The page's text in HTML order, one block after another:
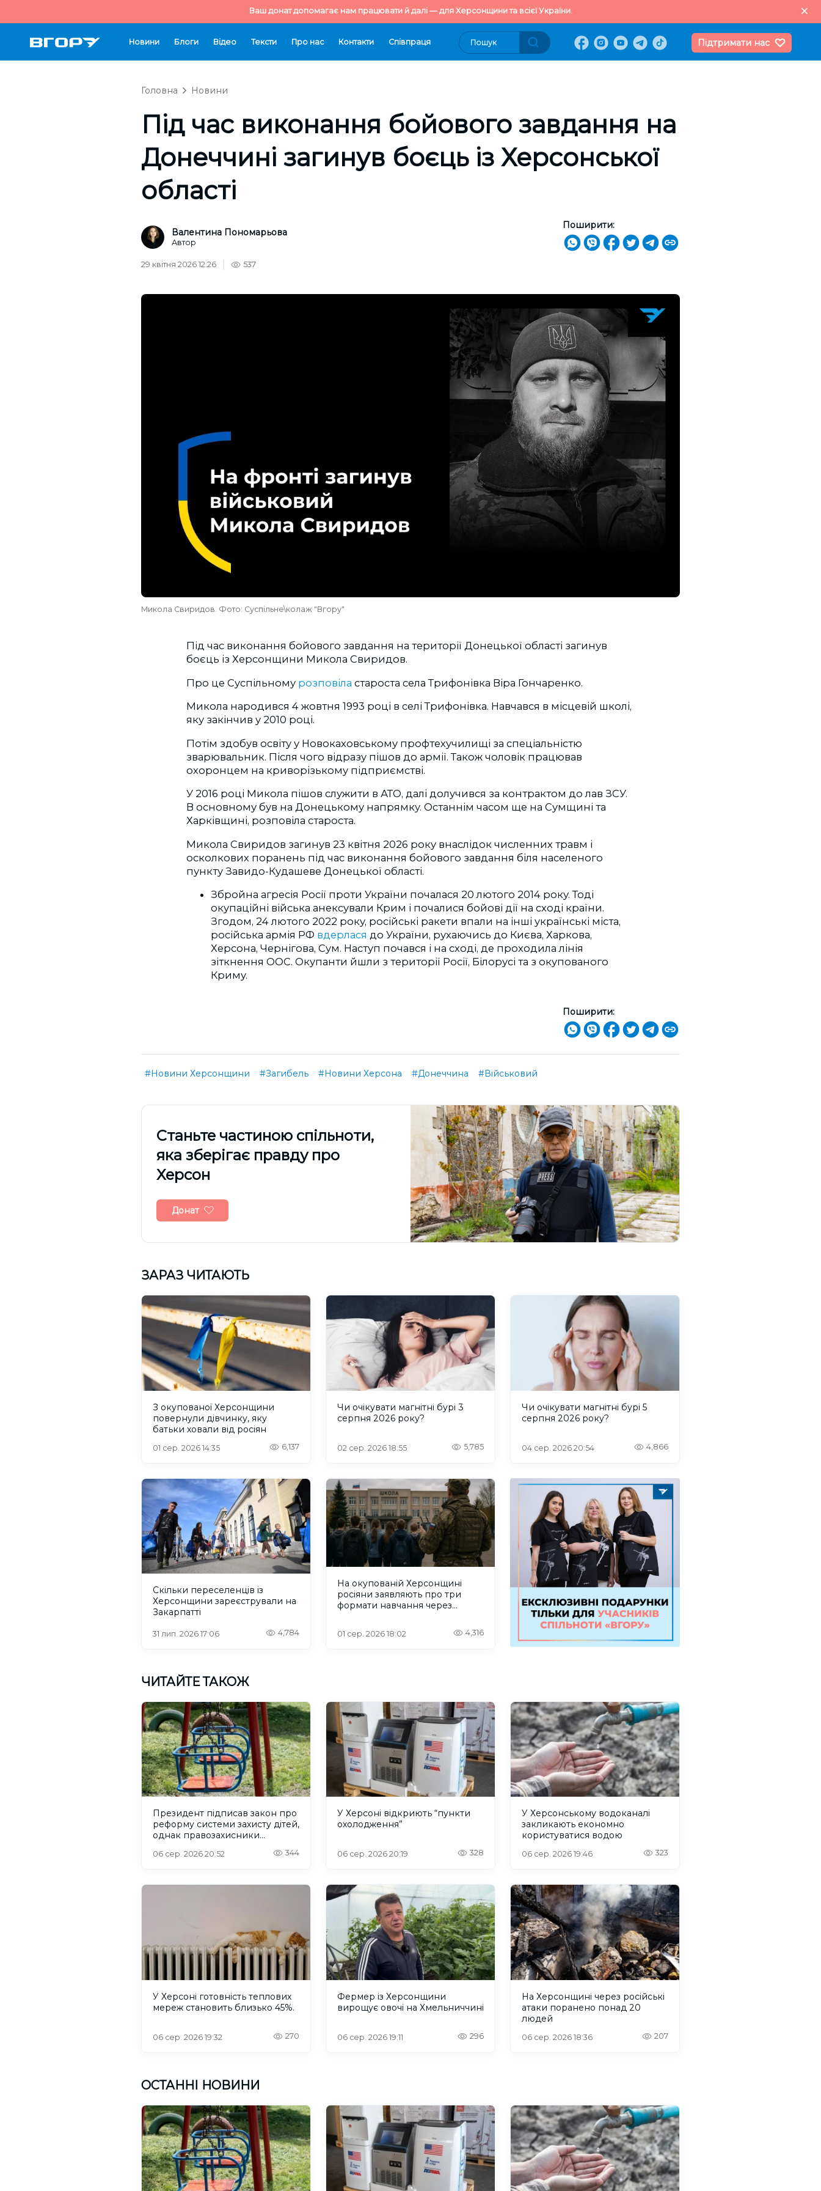
Ваш донат допомагає нам працювати й далі — для Херсонщини та всієї України.
Новини Блоги Відео Тексти Про нас Контакти Cпівпраця Підтримати нас
Головна Новини
Під час виконання бойового завдання на
Донеччині загинув боєць із Херсонської
області
Валентина Пономарьова
Автор
Поширити:
29 квітня 2026 12:26 537
Микола Свиридов. Фото: Суспільне\колаж "Вгору"
Під час виконання бойового завдання на території Донецької області загинув
боєць із Херсонщини Микола Свиридов.
Про це Суспільному розповіла староста села Трифонівка Віра Гончаренко.
Микола народився 4 жовтня 1993 році в селі Трифонівка. Навчався в місцевій школі,
яку закінчив у 2010 році.
Потім здобув освіту у Новокаховському профтехучилищі за спеціальністю
зварювальник. Після чого відразу пішов до армії.Також чоловік працював
охоронцем на криворізькому підприємстві.
У 2016 році Микола пішов служити в АТО, далі долучився за контрактом до лав ЗСУ.
В основному був на Донецькому напрямку. Останнім часом ще на Сумщині та
Харківщині, розповіла староста.
Микола Свиридов загинув 23 квітня 2026 року внаслідок численних травм і
осколкових поранень під час виконання бойового завдання біля населеного
пункту Завидо-Кудашеве Донецької області.
Збройна агресія Росії проти України почалася 20 лютого 2014 року. Тоді
окупаційні війська анексували Крим і почалися бойові дії на сході країни.
Згодом, 24 лютого 2022 року, російські ракети впали на інші українські міста,
російська армія РФ вдерлася до України, рухаючись до Києва, Харкова,
Херсона, Чернігова, Сум. Наступ почався і на сході, де проходила лінія
зіткнення ООС. Окупанти йшли з території Росії, Білорусі та з окупованого
Криму.
Поширити:
#Новини Херсонщини #Загибель #Новини Херсона #Донеччина #Військовий
Cтаньте частиною спільноти,
яка зберігає правду про
Херсон
Донат
ЗАРАЗ ЧИТАЮТЬ
З окупованої Херсонщини
повернули дівчинку, яку
батьки ховали від росіян
01 сер. 2026 14:35 6,137
Чи очікувати магнітні бурі 3
серпня 2026 року?
02 сер. 2026 18:55 5,785
Чи очікувати магнітні бурі 5
серпня 2026 року?
04 сер. 2026 20:54 4,866
Скільки переселенців із
Херсонщини зареєстрували на
Закарпатті
31 лип. 2026 17:06 4,784
На окупованій Херсонщині
росіяни заявляють про три
формати навчання через
01 сер. 2026 18:02 4,316
ЧИТАЙТЕ ТАКОЖ
Президент підписав закон про
реформу системи захисту дітей,
однак правозахисники
06 сер. 2026 20:52 344
У Херсоні відкриють “пункти
охолодження”
06 сер. 2026 20:19 328
У Херсонському водоканалі
закликають економно
користуватися водою
06 сер. 2026 19:46 323
У Херсоні готовність теплових
мереж становить близько 45%.
06 сер. 2026 19:32 270
Фермер із Херсонщини
вирощує овочі на Хмельниччині
06 сер. 2026 19:11 296
На Херсонщині через російські
атаки поранено понад 20
людей
06 сер. 2026 18:36 207
ОСТАННІ НОВИНИ